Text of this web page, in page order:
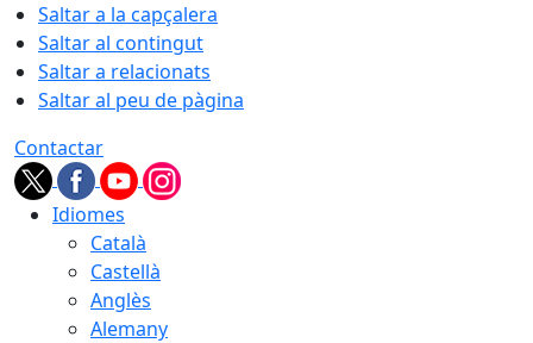
Saltar a la capçalera
Saltar al contingut
Saltar a relacionats
Saltar al peu de pàgina
Contactar
Idiomes
Català
Castellà
Anglès
Alemany